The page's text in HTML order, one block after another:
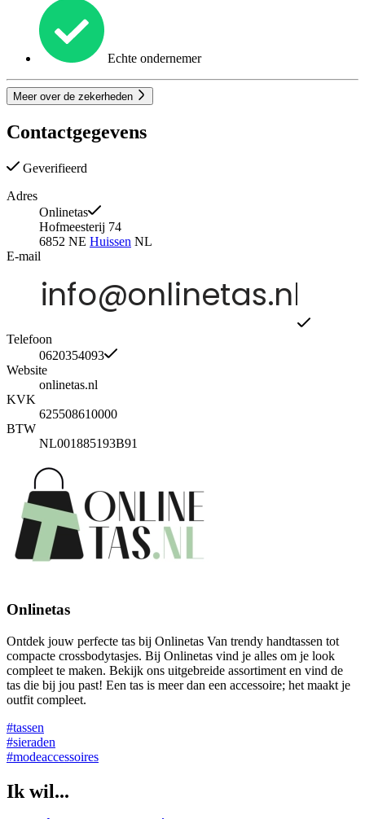
Echte ondernemer
Meer over de zekerheden
Contactgegevens
Geverifieerd
Adres
Onlinetas
Hofmeesterij 74
6852 NE Huissen NL
E-mail
Telefoon
0620354093
Website
onlinetas.nl
KVK
625508610000
BTW
NL001885193B91
Onlinetas
Ontdek jouw perfecte tas bij Onlinetas Van trendy handtassen tot
compacte crossbodytasjes. Bij Onlinetas vind je alles om je look
compleet te maken. Bekijk ons uitgebreide assortiment en vind de
tas die bij jou past! Een tas is meer dan een accessoire; het maakt je
outfit compleet.
#tassen
#sieraden
#modeaccessoires
Ik wil...